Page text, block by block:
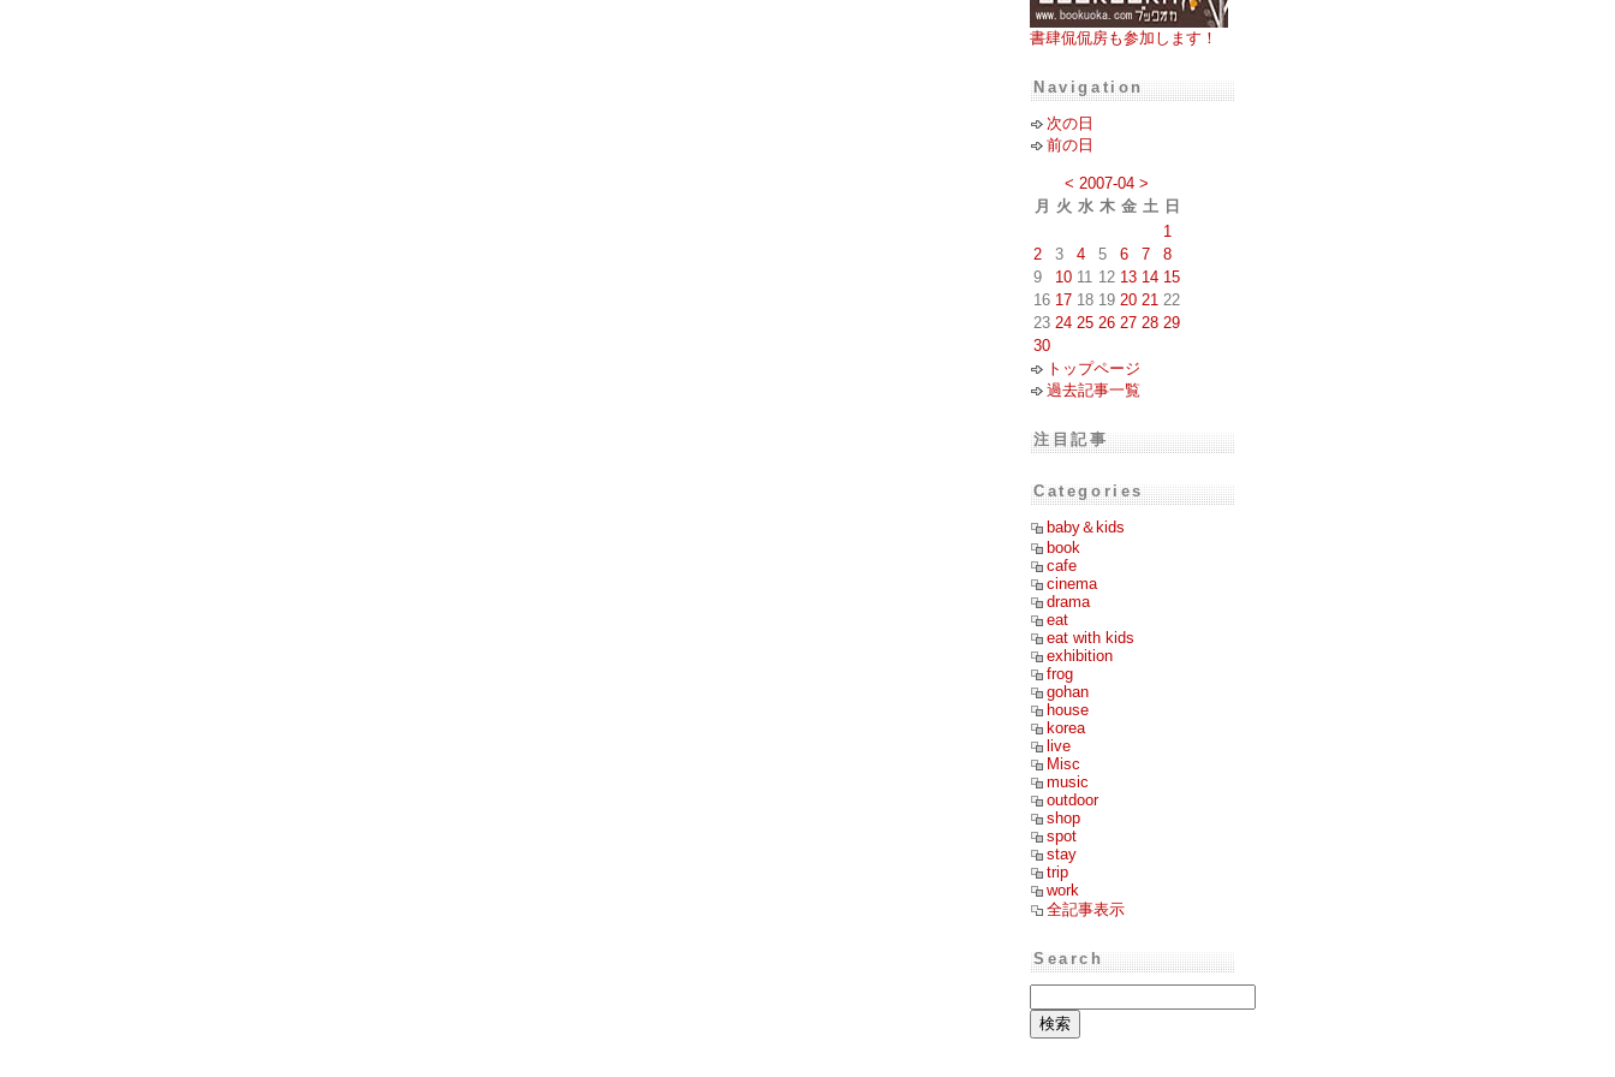
書肆侃侃房も参加します！
Navigation
次の日
前の日
< 2007-04 >
月
火 水 木 金 土 日
1
2
3 4 5 6 7
8
9
10 11 12 13 14 15
16 17 18 19 20 21 22
23 24 25 26 27 28 29
30
トップページ
過去記事一覧
注目記事
Categories
baby＆kids
book
cafe
cinema
drama
eat
eat with kids
exhibition
frog
gohan
house
korea
live
Misc
music
outdoor
shop
spot
stay
trip
work
全記事表示
Search